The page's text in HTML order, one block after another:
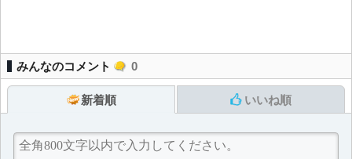
みんなのコメント 0
新着順 いいね順